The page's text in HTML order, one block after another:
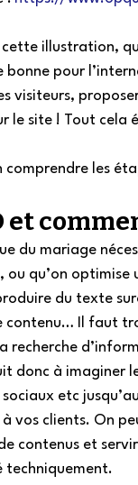
illustration,
bonne pour
visiteurs,
le site ! Tout
les
et
du mariage
ou qu’on
du texte
contenu… Il faut
recherche
donc à imaginer
sociaux etc
vos clients. On
contenus et
techniquement.